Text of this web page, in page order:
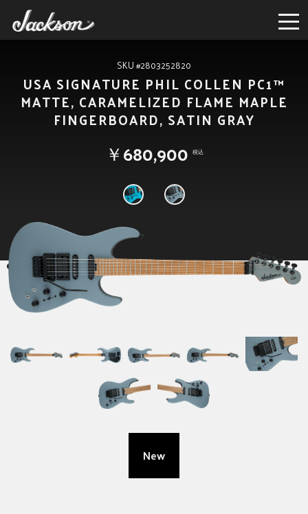
SKU #2803252820
USA SIGNATURE PHIL COLLEN PC1™
MATTE, CARAMELIZED FLAME MAPLE
FINGERBOARD, SATIN GRAY
￥680,900 税込
New